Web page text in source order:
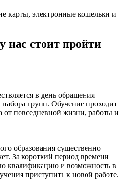
карты, электронные кошельки и
нас стоит пройти
в день обращения
групп. Обучение проходит
от повседневной жизни, работы и
образования существенно
За короткий период времени
квалификацию и возможность в
приступить к новой работе.